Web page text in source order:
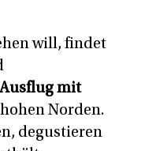
will, findet
mit
Norden.
degustieren